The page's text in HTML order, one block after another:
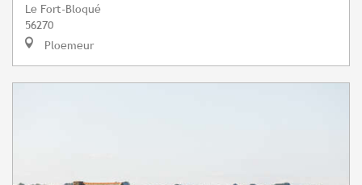
Le Fort-Bloqué
56270
Ploemeur